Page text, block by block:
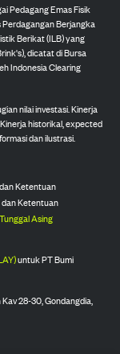
Pedagang Emas Fisik
Perdagangan Berjangka
Berikat (ILB) yang
dicatat di Bursa
Indonesia Clearing
nilai investasi. Kinerja
historikal, expected
dan ilustrasi.
Ketentuan
Ketentuan
Asing
untuk PT Bumi
28-30, Gondangdia,